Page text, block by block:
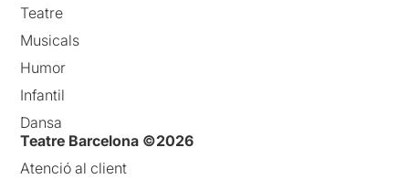
Teatre
Musicals
Humor
Infantil
Dansa
Teatre Barcelona ©2026
Atenció al client